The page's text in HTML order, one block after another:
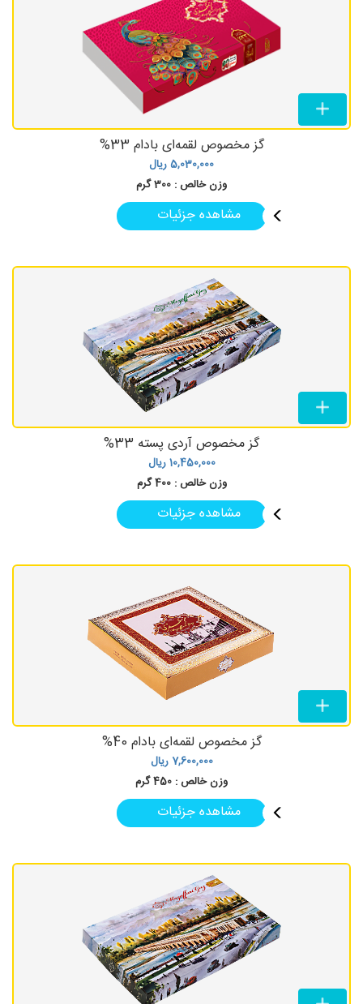
گز مخصوص لقمه‌ای بادام 33%
5,030,000ریال
وزن خالص : 300 گرم
مشاهده جزئیات
گز مخصوص آردی پسته 33%
10,450,000ریال
وزن خالص : 400 گرم
مشاهده جزئیات
گز مخصوص لقمه‌ای بادام 40%
7,600,000 ریال
وزن خالص : 450 گرم
مشاهده جزئیات